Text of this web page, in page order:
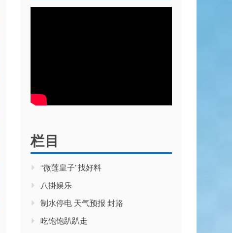
栏目
“微莲皇子”找好料
八掛娱乐
制水停电 天气预报 封路
吃饱饱趴趴走